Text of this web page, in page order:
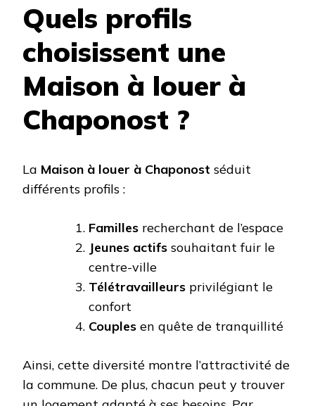
Quels profils
choisissent une
Maison à louer à
Chaponost ?
La Maison à louer à Chaponost séduit
différents profils :
Familles recherchant de l’espace
Jeunes actifs souhaitant fuir le
centre-ville
Télétravailleurs privilégiant le
confort
Couples en quête de tranquillité
Ainsi, cette diversité montre l’attractivité de
la commune. De plus, chacun peut y trouver